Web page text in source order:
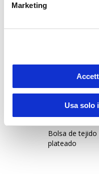
Marketing
Usa solo
19127
Bolsa de
plateado